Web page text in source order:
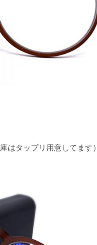
はタップリ用意してます）